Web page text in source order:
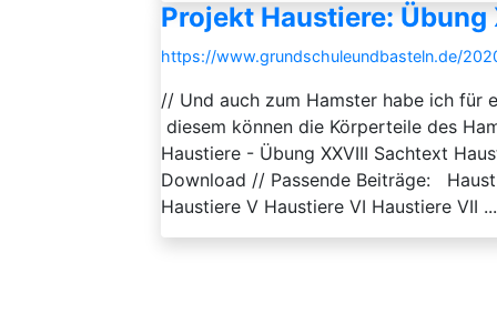
Projekt Haustiere: Übung
https://www.grundschuleundbasteln.de/
// Und auch zum Hamster habe ich für
diesem können die Körperteile des
Haustiere - Übung XXVIII Sachtext
Download // Passende Beiträge:
Haustiere V Haustiere VI Haustiere VII ...